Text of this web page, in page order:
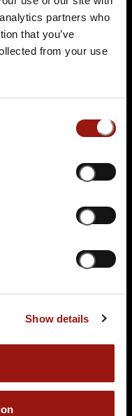
partners who
that you’ve
from your use
Show details
in 3 Gängen